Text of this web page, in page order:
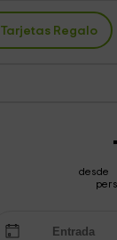
Tarjetas Regalo
desde